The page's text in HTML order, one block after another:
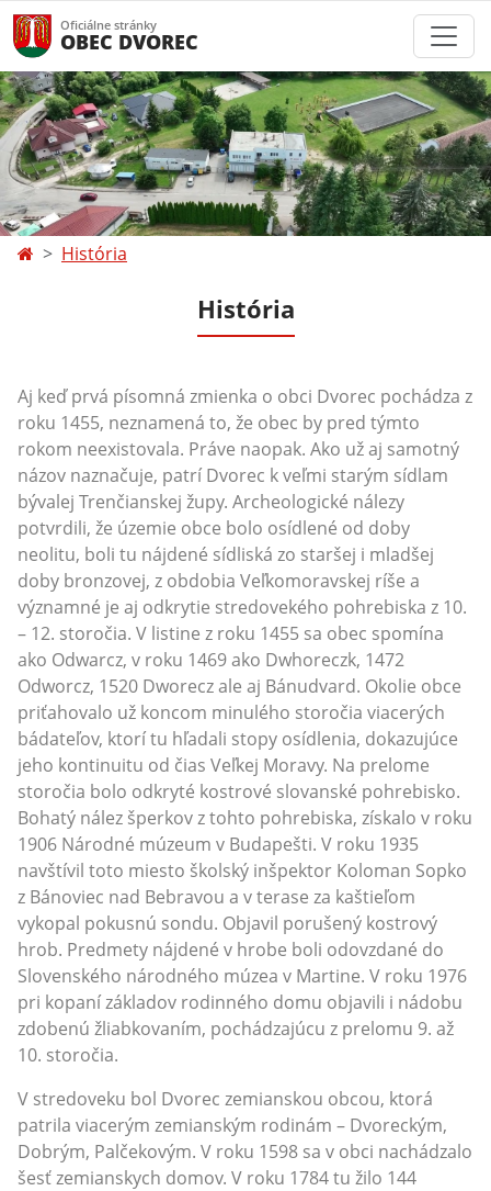
Oficiálne stránky
OBEC DVOREC
História
História
Aj keď prvá písomná zmienka o obci Dvorec pochádza z
roku 1455, neznamená to, že obec by pred týmto
rokom neexistovala. Práve naopak. Ako už aj samotný
názov naznačuje, patrí Dvorec k veľmi starým sídlam
bývalej Trenčianskej župy. Archeologické nálezy
potvrdili, že územie obce bolo osídlené od doby
neolitu, boli tu nájdené sídliská zo staršej i mladšej
doby bronzovej, z obdobia Veľkomoravskej ríše a
významné je aj odkrytie stredovekého pohrebiska z 10.
– 12. storočia. V listine z roku 1455 sa obec spomína
ako Odwarcz, v roku 1469 ako Dwhoreczk, 1472
Odworcz, 1520 Dworecz ale aj Bánudvard. Okolie obce
priťahovalo už koncom minulého storočia viacerých
bádateľov, ktorí tu hľadali stopy osídlenia, dokazujúce
jeho kontinuitu od čias Veľkej Moravy. Na prelome
storočia bolo odkryté kostrové slovanské pohrebisko.
Bohatý nález šperkov z tohto pohrebiska, získalo v roku
1906 Národné múzeum v Budapešti. V roku 1935
navštívil toto miesto školský inšpektor Koloman Sopko
z Bánoviec nad Bebravou a v terase za kaštieľom
vykopal pokusnú sondu. Objavil porušený kostrový
hrob. Predmety nájdené v hrobe boli odovzdané do
Slovenského národného múzea v Martine. V roku 1976
pri kopaní základov rodinného domu objavili i nádobu
zdobenú žliabkovaním, pochádzajúcu z prelomu 9. až
10. storočia.
V stredoveku bol Dvorec zemianskou obcou, ktorá
patrila viacerým zemianským rodinám – Dvoreckým,
Dobrým, Palčekovým. V roku 1598 sa v obci nachádzalo
šesť zemianskych domov. V roku 1784 tu žilo 144